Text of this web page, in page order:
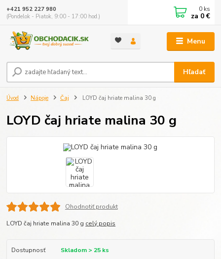
Menu
Hľadať
+421 952 227 980
(Pondelok - Piatok, 9:00 - 17:00 hod.)
0 ks
za 0 €
Úvod Nápoje Čaj LOYD čaj hriate malina 30 g
LOYD čaj hriate malina 30 g
Ohodnotiť produkt
LOYD čaj hriate malina 30 g celý popis
Dostupnosť
Skladom > 25 ks